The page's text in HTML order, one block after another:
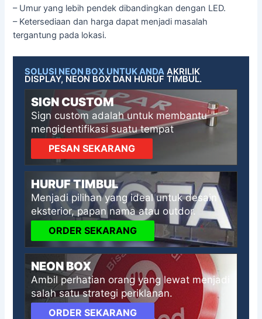
– Umur yang lebih pendek dibandingkan dengan LED.
– Ketersediaan dan harga dapat menjadi masalah
tergantung pada lokasi.
SOLUSI NEON BOX UNTUK ANDA AKRILIK
DISPLAY, NEON BOX DAN HURUF TIMBUL.
SIGN CUSTOM
Sign custom adalah untuk membantu
mengidentifikasi suatu tempat
PESAN SEKARANG
HURUF TIMBUL
Menjadi pilihan yang ideal untuk desain
eksterior, papan nama atau outdor.
ORDER SEKARANG
NEON BOX
Ambil perhatian orang yang lewat menjadi
salah satu strategi periklanan.
ORDER SEKARANG